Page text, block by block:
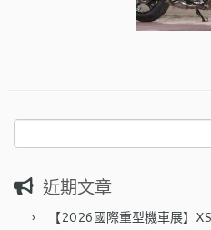
尋
鍵
近期文章
【2026國際重型機車展】